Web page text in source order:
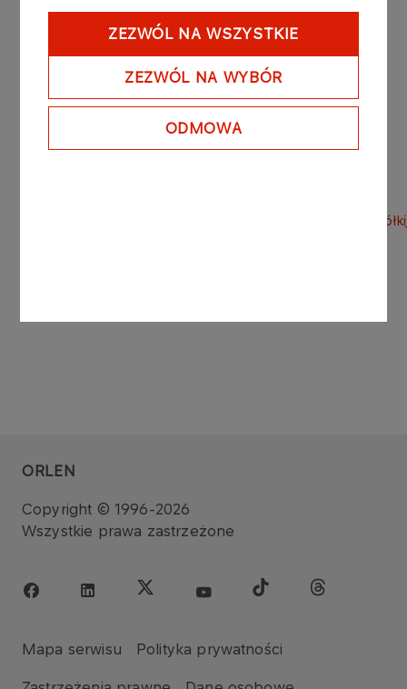
ZEZWÓL NA WSZYSTKIE
ZEZWÓL NA WYBÓR
ODMOWA
jest §38 ust. 1 pkt 2 i 5 Rozporządzenia Ministra
Finansów z dnia 19 lutego 2009 r. w sprawie
informacji bieżących i okresowych
przekazywanych przez emitentów papierów
wartościowych oraz warunków uznawania za
równoważne informacji wymaganych przepisami
ORLEN
Copyright © 1996-2026
Wszystkie prawa zastrzeżone
Mapa serwisu Polityka prywatności